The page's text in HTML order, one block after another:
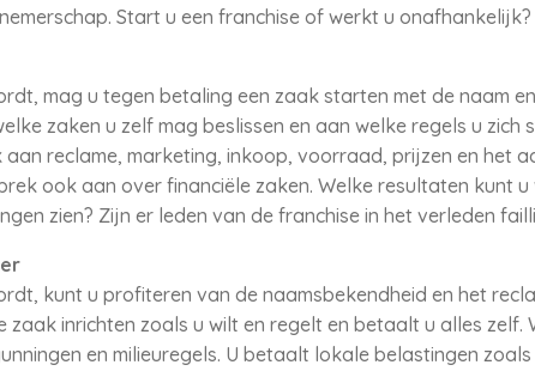
Start u een franchise of werkt u onafhankelijk?
mag u tegen betaling een zaak starten met de naam
zaken u zelf mag beslissen en aan welke regels u
reclame, marketing, inkoop, voorraad, prijzen en het
ook aan over financiële zaken. Welke resultaten kunt
zien? Zijn er leden van de franchise in het verleden
kunt u profiteren van de naamsbekendheid en het
inrichten zoals u wilt en regelt en betaalt u alles zelf.
en milieuregels. U betaalt lokale belastingen